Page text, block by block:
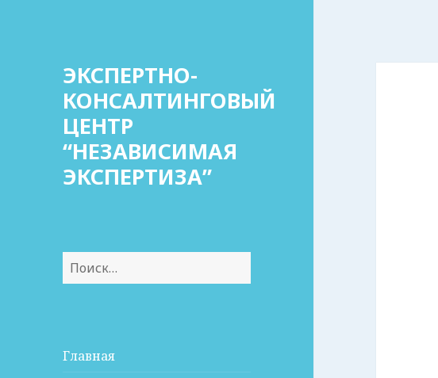
ЭКСПЕРТНО-
КОНСАЛТИНГОВЫЙ
ЦЕНТР
“НЕЗАВИСИМАЯ
ЭКСПЕРТИЗА”
Найти:
Главная